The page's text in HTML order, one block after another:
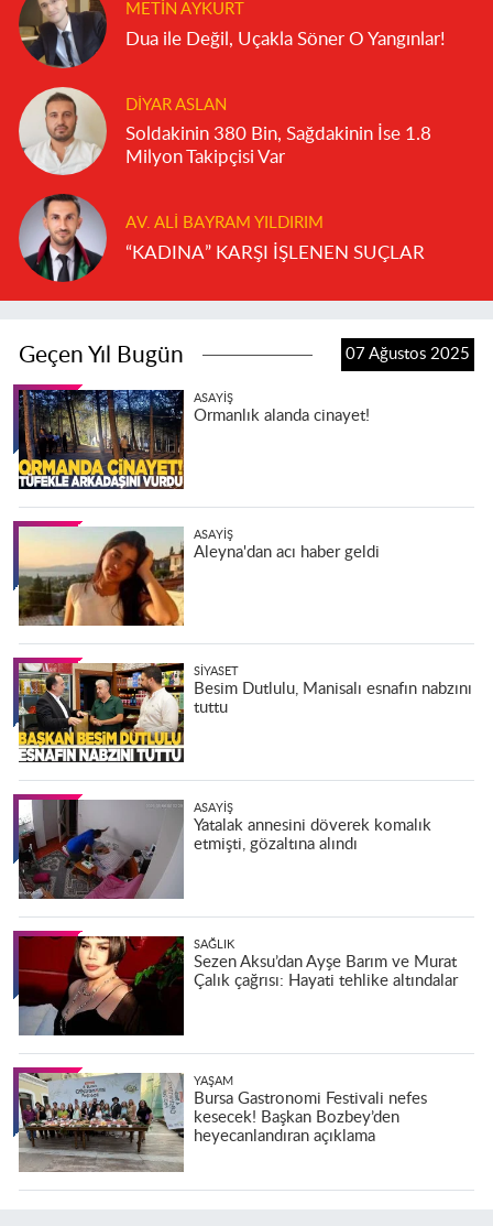
METIN AYKURT
Dua ile Değil, Uçakla Söner O Yangınlar!
DIYAR ASLAN
Soldakinin 380 Bin, Sağdakinin İse 1.8
Milyon Takipçisi Var
AV. ALI BAYRAM YILDIRIM
“KADINA” KARŞI İŞLENEN SUÇLAR
Geçen Yıl Bugün 07 Ağustos 2025
ASAYIŞ
Ormanlık alanda cinayet!
ASAYIŞ
Aleyna'dan acı haber geldi
SIYASET
Besim Dutlulu, Manisalı esnafın nabzını
tuttu
ASAYIŞ
Yatalak annesini döverek komalık
etmişti, gözaltına alındı
SAĞLIK
Sezen Aksu’dan Ayşe Barım ve Murat
Çalık çağrısı: Hayati tehlike altındalar
YAŞAM
Bursa Gastronomi Festivali nefes
kesecek! Başkan Bozbey’den
heyecanlandıran açıklama